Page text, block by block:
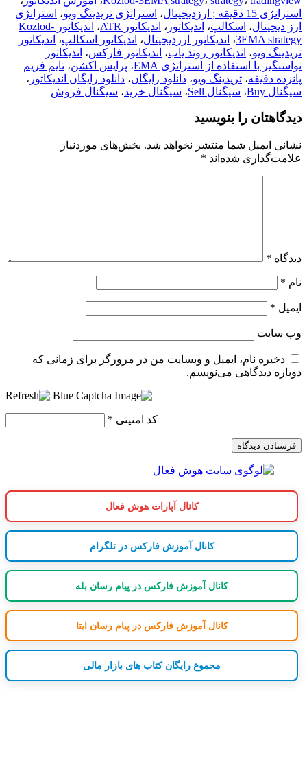
استراتژی 15 دقیقه ; ارزدیجیتال
، استراتژی تریدینگ ویو، استرانژی
ارز دیجیتال، اسکالپ، اندیکاتور ، اندیکاتور ATR ،
اندیکاتور Kozlod-
3EMA strategy، اندیکاتور ارزدیجیتال، اندیکاتور اسکالپ، اندیکاتور
تریدینگ ویو، اندیکاتور روند یاب، اندیکاتور فارکس، اندیکاتور
نواسنگیر با استفاده از استراتژی EMA
، پرایس اکشن، تایم فریم
پانزده دقیقه، تریدینگ ویو، دانلود رایگان، دانلود رایگان اندیکاتور ،
سیگنال Buy
، سیگنال Sell ، سیگنال خرید، سیگنال فروش
دیدگاهتان را بنویسید
نشانی ایمیل شما منتشر نخواهد شد. بخش‌های موردنیاز
علامت‌گذاری شده‌اند *
دیدگاه *
نام *
ایمیل *
وب‌ سایت
ذخیره نام، ایمیل و وبسایت من در مرورگر برای زمانی که
دوباره دیدگاهی می‌نویسم.
کد امنیتی *
کانال آپارات هوش فعال
کانال آموزش فارکس در تلگرام
کانال آموزش فارکس در پیام رسان بله
کانال آموزش فارکس در پیام رسان ایتا
مجموع رایگان کتاب های بازار مالی